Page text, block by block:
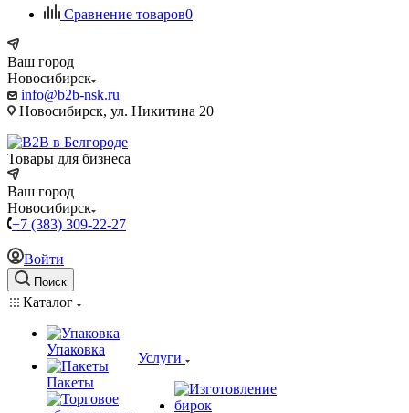
Сравнение товаров0
Ваш город
Новосибирск
info@b2b-nsk.ru
Новосибирск, ул. Никитина 20
Товары для бизнеса
Ваш город
Новосибирск
+7 (383) 309-22-27
Войти
Поиск
Каталог
Упаковка
Пакеты
Услуги